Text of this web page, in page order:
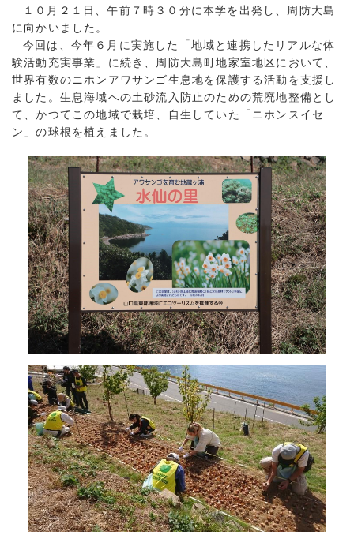
１０月２１日、午前７時３０分に本学を出発し、周防大島
に向かいました。
今回は、今年６月に実施した「地域と連携したリアルな体
験活動充実事業」に続き、周防大島町地家室地区において、
世界有数のニホンアワサンゴ生息地を保護する活動を支援し
ました。生息海域への土砂流入防止のための荒廃地整備とし
て、かつてこの地域で栽培、自生していた「ニホンスイセ
ン」の球根を植えました。